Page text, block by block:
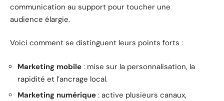
communication au support pour toucher une
audience élargie.
Voici comment se distinguent leurs points forts :
Marketing mobile : mise sur la personnalisation, la
rapidité et l’ancrage local.
Marketing numérique : active plusieurs canaux,